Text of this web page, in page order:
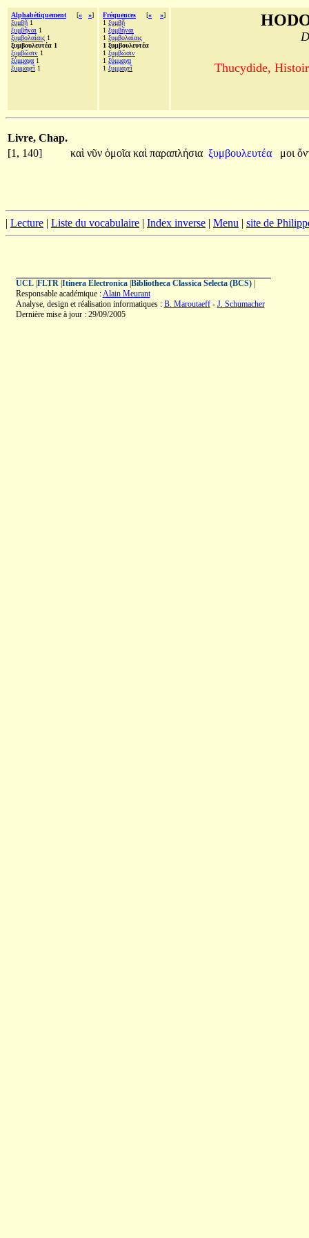
Alphabétiquement [« »]
ξυμβῇ 1
ξυμβῆναι 1
ξυμβολαίαις 1
ξυμβουλευτέα 1
ξυμβῶσιν 1
ξύμμαχα 1
ξυμμαχεῖ 1
Fréquences [« »]
1 ξυμβῇ
1 ξυμβῆναι
1 ξυμβολαίαις
1 ξυμβουλευτέα
1 ξυμβῶσιν
1 ξύμμαχα
1 ξυμμαχεῖ Thucydide,
Livre, Chap.
[1, 140]
καὶ νῦν ὁμοῖα καὶ παραπλήσια ξυμβουλευτέα μοι
| Lecture | Liste du vocabulaire | Index inverse | Menu | site de
UCL| FLTR| Itinera Electronica| Bibliotheca Classica Selecta (BCS)|
Responsable académique :Alain Meurant
Analyse, design et réalisation informatiques : B. Maroutaeff- J. Schumacher
Dernière mise à jour : 29/09/2005